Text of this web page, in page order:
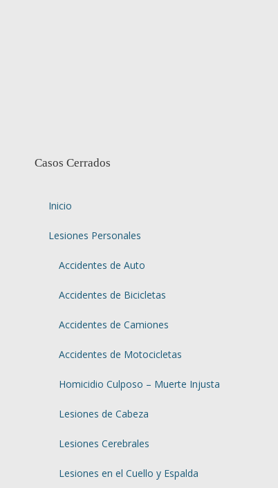
Casos Cerrados
Inicio
Lesiones Personales
Accidentes de Auto
Accidentes de Bicicletas
Accidentes de Camiones
Accidentes de Motocicletas
Homicidio Culposo – Muerte Injusta
Lesiones de Cabeza
Lesiones Cerebrales
Lesiones en el Cuello y Espalda